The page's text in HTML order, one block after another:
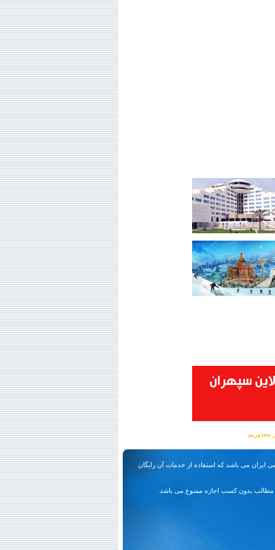
ایران می باشد که استفاده از خدمات آن رایگان
بدون کسب اجازه ممنوع می باشد.